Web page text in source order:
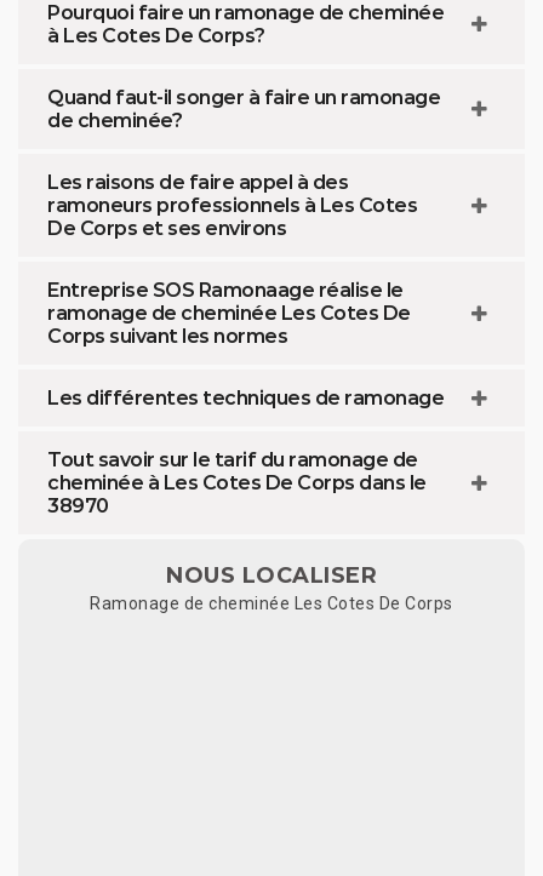
Pourquoi faire un ramonage de cheminée
à Les Cotes De Corps?
Quand faut-il songer à faire un ramonage
de cheminée?
Les raisons de faire appel à des
ramoneurs professionnels à Les Cotes
De Corps et ses environs
Entreprise SOS Ramonaage réalise le
ramonage de cheminée Les Cotes De
Corps suivant les normes
Les différentes techniques de ramonage
Tout savoir sur le tarif du ramonage de
cheminée à Les Cotes De Corps dans le
38970
NOUS LOCALISER
Ramonage de cheminée Les Cotes De Corps